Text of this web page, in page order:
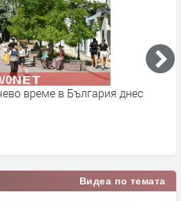
време в България днес
Видеа по темата